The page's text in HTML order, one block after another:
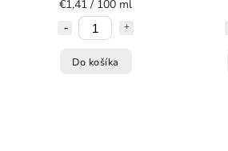
€1,41 / 100 ml
Do košíka